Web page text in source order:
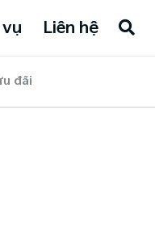
vụ Liên hệ
đãi